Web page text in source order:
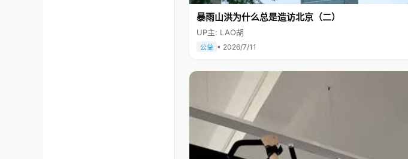
暴雨山洪为什么总是造访北京（二）
UP主: LAO胡
公益 • 2026/7/11